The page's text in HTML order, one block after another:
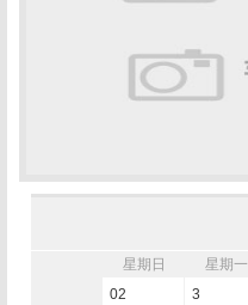
星期日 星期一
02
3